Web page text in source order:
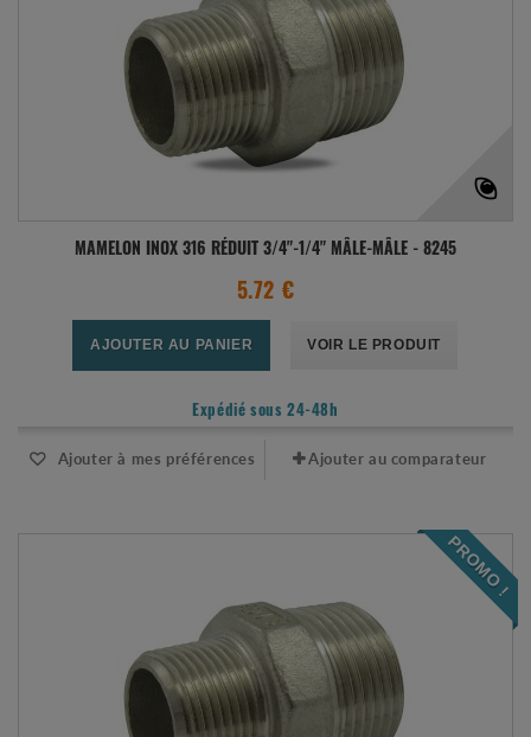
MAMELON INOX 316 RÉDUIT 3/4"-1/4" MÂLE-MÂLE - 8245
5.72 €
AJOUTER AU PANIER VOIR LE PRODUIT
Expédié sous 24-48h
Ajouter à mes préférences Ajouter au comparateur
PROMO !